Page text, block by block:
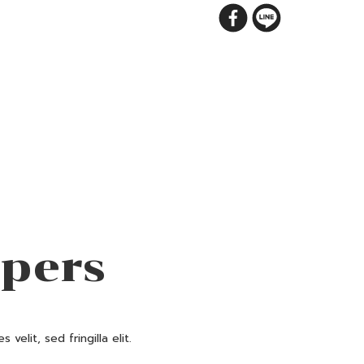
velit, sed fringilla elit.